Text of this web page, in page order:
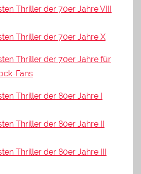
Thriller der 70er Jahre VIII
Thriller der 70er Jahre X
Thriller der 70er Jahre für
Fans
Thriller der 80er Jahre I
Thriller der 80er Jahre II
Thriller der 80er Jahre III